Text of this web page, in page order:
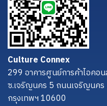
Culture Connex
299 อาคารศูนย์การค้าไอคอ
ซ.เจริญนคร 5 ถนนเจริญนคร
กรุงเทพฯ 10600